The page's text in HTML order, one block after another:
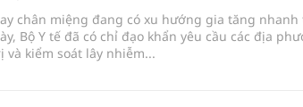
chân miệng đang có xu hướng gia tăng
Bộ Y tế đã có chỉ đạo khẩn yêu cầu các địa
và kiểm soát lây nhiễm...